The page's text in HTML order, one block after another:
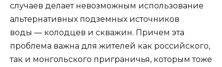
случаев делает невозможным использование
альтернативных подземных источников
воды — колодцев и скважин. Причем эта
проблема важна для жителей как российского,
так и монгольского приграничья, которым тоже